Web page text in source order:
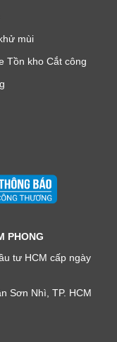
mùi
Tồn kho Cắt công
PHONG
tư HCM cấp ngày
Sơn Nhì, TP. HCM